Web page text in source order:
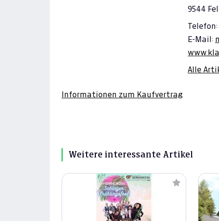
9544
Telefon:
E-Mail:
Alle
Informationen zum Kaufvertrag
Weitere interessante Artikel